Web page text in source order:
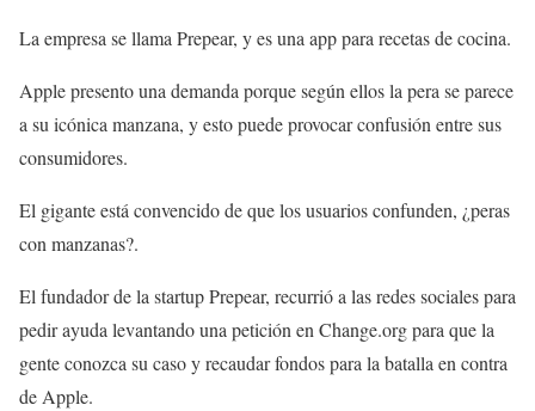
La empresa se llama Prepear, y es una app para recetas de cocina.
Apple presento una demanda porque según ellos la pera se parece
a su icónica manzana, y esto puede provocar confusión entre sus
consumidores.
El gigante está convencido de que los usuarios confunden, ¿peras
con manzanas?.
El fundador de la startup Prepear, recurrió a las redes sociales para
pedir ayuda levantando una petición en Change.org para que la
gente conozca su caso y recaudar fondos para la batalla en contra
de Apple.